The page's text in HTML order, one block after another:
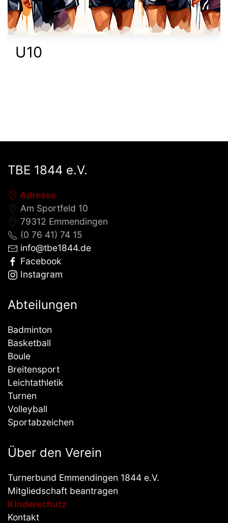
U10
TBE 1844 e.V.
Adresse
Am Sportfeld 10
79312 Emmendingen
(0 76 41) 74 15
info@tbe1844.de
Facebook
Instagram
Abteilungen
Badminton
Basketball
Boule
Breitensport
Leichtathletik
Turnen
Volleyball
Sportabzeichen
Über den Verein
Turnerbund Emmendingen 1844 e.V.
Mitgliedschaft beantragen
Kinderschutz
Kontakt